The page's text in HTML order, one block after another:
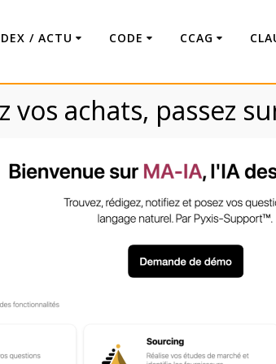
/ ACTU CODE CCAG
inacceptable
Code : Commande Publique
vos achats, passez